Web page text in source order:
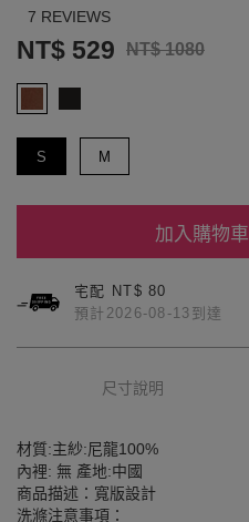
7 REVIEWS
NT$ 529 NT$ 1080
S M
加入購物車
宅配 NT$ 80
預計2026-08-13到達
尺寸說明
材質:主紗:尼龍100%
內裡: 無 產地:中國
商品描述：寬版設計
洗滌注意事項：